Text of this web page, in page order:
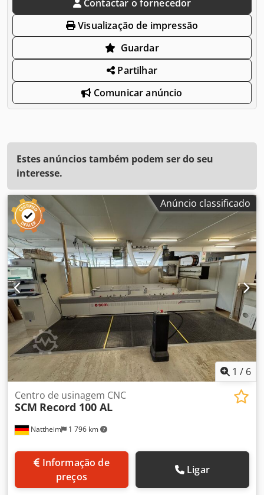
Contactar o fornecedor
Visualização de impressão
Guardar
Partilhar
Comunicar anúncio
Estes anúncios também podem ser do seu
interesse.
Anúncio classificado
1 / 6
Nattheim 1 796 km
Centro de usinagem CNC
SCM Record 100 AL
preços
Ligar